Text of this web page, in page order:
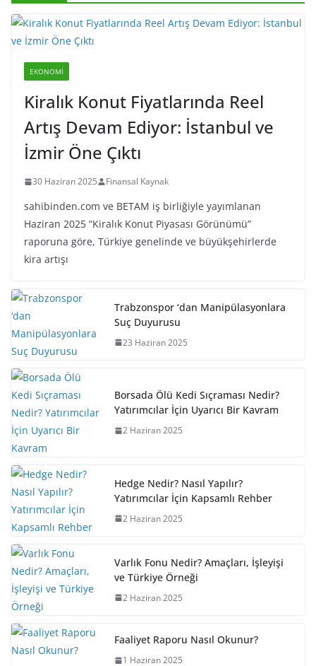
EKONOMI
Kiralık Konut Fiyatlarında Reel
Artış Devam Ediyor: İstanbul ve
İzmir Öne Çıktı
30 Haziran 2025 Finansal Kaynak
sahibinden.com ve BETAM iş birliğiyle yayımlanan
Haziran 2025 “Kiralık Konut Piyasası Görünümü”
raporuna göre, Türkiye genelinde ve büyükşehirlerde
kira artışı
Trabzonspor ‘dan Manipülasyonlara
Suç Duyurusu
23 Haziran 2025
Borsada Ölü Kedi Sıçraması Nedir?
Yatırımcılar İçin Uyarıcı Bir Kavram
2 Haziran 2025
Hedge Nedir? Nasıl Yapılır?
Yatırımcılar İçin Kapsamlı Rehber
2 Haziran 2025
Varlık Fonu Nedir? Amaçları, İşleyişi
ve Türkiye Örneği
2 Haziran 2025
Faaliyet Raporu Nasıl Okunur?
1 Haziran 2025